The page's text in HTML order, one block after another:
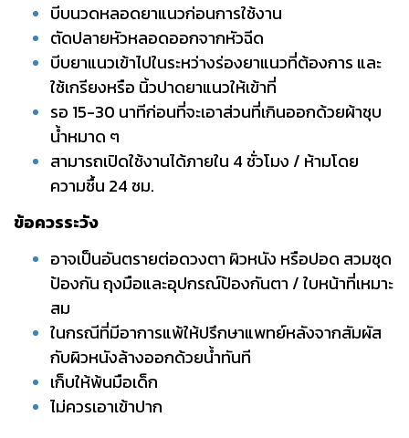
บีบนวดหลอดยาแนวก่อนการใช้งาน
ตัดปลายหัวหลอดออกจากหัวฉีด
บีบยาแนวเข้าไปในระหว่างร่องยาแนวที่ต้องการ และ
ใช้เกรียงหรือ นิ้วปาดยาแนวให้เข้าที่
รอ 15-30 นาทีก่อนที่จะเอาส่วนที่เกินออกด้วยผ้าชุบ
น้ำหมาด ๆ
สามารถเปิดใช้งานได้ภายใน 4 ชั่วโมง / ห้ามโดย
ความชื้น 24 ชม.
ข้อควรระวัง
อาจเป็นอันตรายต่อดวงตา ผิวหนัง หรือปอด สวมชุด
ป้องกัน ถุงมือและอุปกรณ์ป้องกันตา / ใบหน้าที่เหมาะ
สม
ในกรณีที่มีอาการแพ้ให้ปรึกษาแพทย์หลังจากสัมผัส
กับผิวหนังล้างออกด้วยน้ำทันที
เก็บให้พ้นมือเด็ก
ไม่ควรเอาเข้าปาก